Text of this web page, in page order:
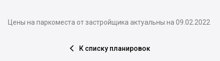
Цены на паркоместа от застройщика актуальны на 09.02.2022
 К списку планировок